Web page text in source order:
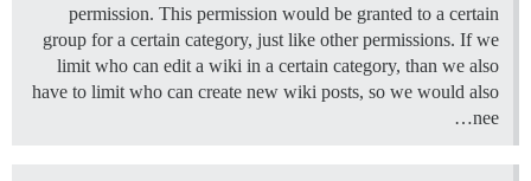
permission. This permission would be granted to a certain
group for a certain category, just like other permissions. If we
limit who can edit a wiki in a certain category, than we also
have to limit who can create new wiki posts, so we would also
nee…